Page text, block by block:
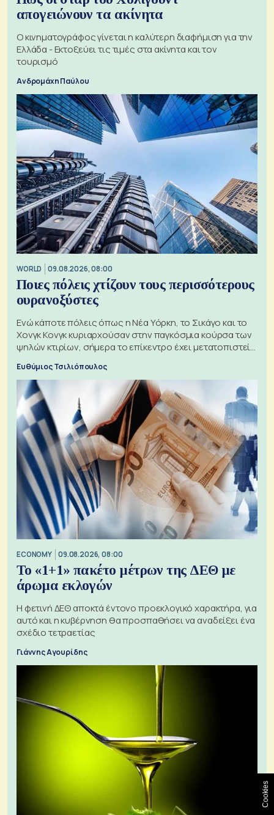
απογειώνουν τα ακίνητα
Ο κινηματογράφος γίνεται η καλύτερη διαφήμιση για την
Ελλάδα - Εκτοξεύει τις τιμές στα ακίνητα και τον
τουρισμό
Ανδρομάχη Παύλου
WORLD 09.08.2026, 08:00
Ποιες πόλεις χτίζουν τους περισσότερους
ουρανοξύστες
Ενώ κάποτε πόλεις όπως η Νέα Υόρκη, το Σικάγο και το
Χονγκ Κονγκ κυριαρχούσαν στην παγκόσμια κούρσα των
ψηλών κτιρίων, σήμερα το επίκεντρο έχει μετατοπιστεί
Ευθύμιος Τσιλιόπουλος
ECONOMY 09.08.2026, 08:00
Το «1+1» πακέτο μέτρων της ΔΕΘ με
άρωμα εκλογών
Η φετινή ΔΕΘ αποκτά έντονο προεκλογικό χαρακτήρα, για
αυτό και η κυβέρνηση θα προσπαθήσει να αναδείξει ένα
σχέδιο τετραετίας
Γιάννης Αγουρίδης
Cookies